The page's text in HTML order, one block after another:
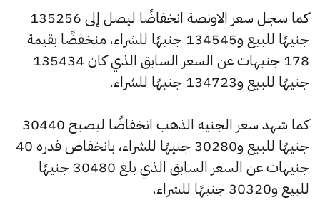
كما سجل سعر الاونصة انخفاضًا ليصل إلى 135256
جنيهًا للبيع و134545 جنيهًا للشراء، منخفضًا بقيمة
178 جنيهات عن السعر السابق الذي كان 135434
جنيهًا للبيع و134723 جنيهًا للشراء.
كما شهد سعر الجنيه الذهب انخفاضًا ليصبح 30440
جنيهًا للبيع و30280 جنيهًا للشراء، بانخفاض قدره 40
جنيهات عن السعر السابق الذي بلغ 30480 جنيهًا
للبيع و30320 جنيهًا للشراء.